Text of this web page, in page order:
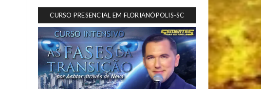
CURSO PRESENCIAL EM FLORIANÓPOLIS-SC